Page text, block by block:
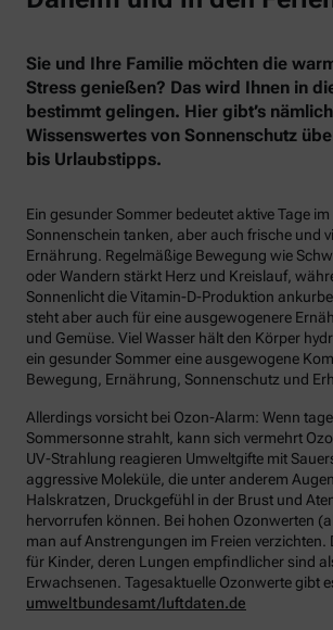
Sie und Ihre Familie möchten die
Stress genießen? Das wird Ihnen in
bestimmt gelingen. Hier gibt’s nämlich
Wissenswertes von Sonnenschutz
bis Urlaubstipps.
Ein gesunder Sommer bedeutet aktive Tage im
Sonnenschein tanken, aber auch frische und
Ernährung. Regelmäßige Bewegung wie
oder Wandern stärkt Herz und Kreislauf,
Sonnenlicht die Vitamin-D-Produktion
steht aber auch für eine ausgewogenere
und Gemüse. Viel Wasser hält den Körper
ein gesunder Sommer eine ausgewogene
Bewegung, Ernährung, Sonnenschutz und
Allerdings vorsicht bei Ozon-Alarm: Wenn
Sommersonne strahlt, kann sich vermehrt
UV-Strahlung reagieren Umweltgifte mit
aggressive Moleküle, die unter anderem
Halskratzen, Druckgefühl in der Brust und
hervorrufen können. Bei hohen Ozonwerten
man auf Anstrengungen im Freien verzichten.
für Kinder, deren Lungen empfindlicher sind
Erwachsenen. Tagesaktuelle Ozonwerte gibt
umweltbundesamt/luftdaten.de